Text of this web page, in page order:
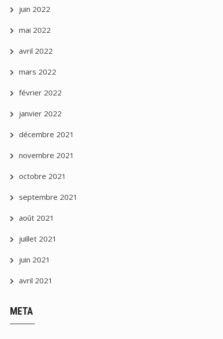
juin 2022
mai 2022
avril 2022
mars 2022
février 2022
janvier 2022
décembre 2021
novembre 2021
octobre 2021
septembre 2021
août 2021
juillet 2021
juin 2021
avril 2021
META